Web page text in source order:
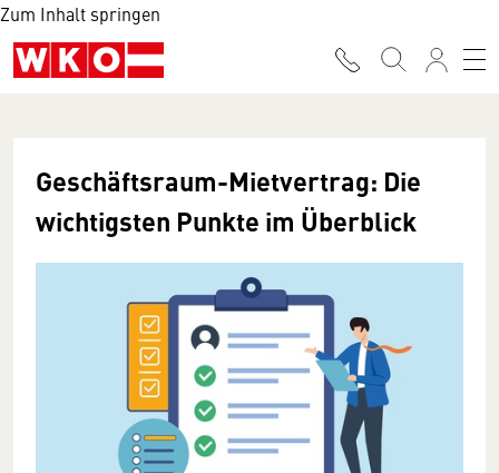
Zum Inhalt springen
Geschäftsraum-Mietvertrag: Die
wichtigsten Punkte im Überblick